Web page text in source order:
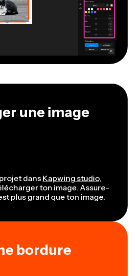
une image
dans Kapwing studio,
ton image. Assure-
plus grand que ton image.
bordure